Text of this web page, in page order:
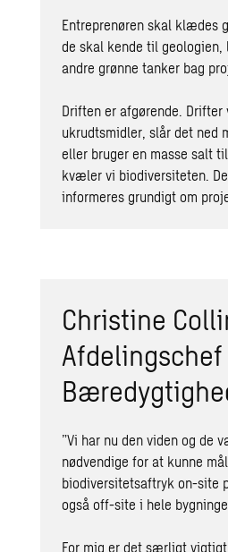
Entreprenøren skal klædes
de skal kende til geologien,
andre grønne tanker bag
Driften er afgørende. Drifter
ukrudtsmidler, slår det ned
eller bruger en masse salt
kvæler vi biodiversiteten.
informeres grundigt om
Christine
”Vi har nu den viden og de
nødvendige for at kunne
biodiversitetsaftryk on-site
også off-site i hele
For mig er det særligt